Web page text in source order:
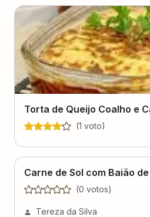
Torta de Queijo Coalho e
(1 voto)
Carne de Sol com Baião
(0 votos)
Tereza da Silva